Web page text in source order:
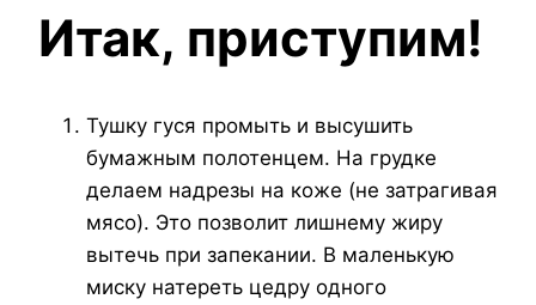
Итак, приступим!
Тушку гуся промыть и высушить
бумажным полотенцем. На грудке
делаем надрезы на коже (не затрагивая
мясо). Это позволит лишнему жиру
вытечь при запекании. В маленькую
миску натереть цедру одного